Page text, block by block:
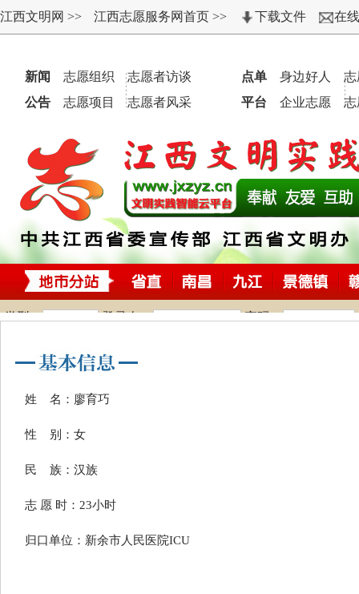
姓 名：廖育巧
性 别：女
民 族：汉族
志 愿 时：23小时
归口单位：新余市人民医院ICU